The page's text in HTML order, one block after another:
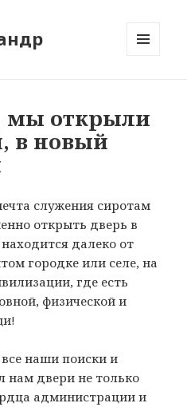
мы открыли
в новый
служения сиротам
открыть дверь в
далеко от
городке или селе, на
где есть
физической и
наши поиски и
нам двери не только
администрации и